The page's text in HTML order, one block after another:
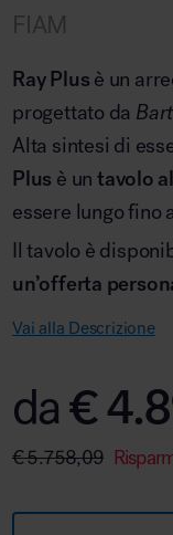
FIAM
Ray Plus è un
progettato da
Alta sintesi di
Plus è un tavolo
essere lungo fino
Il tavolo è
un’offerta
Vai alla Descrizione
da€
€5.758,09